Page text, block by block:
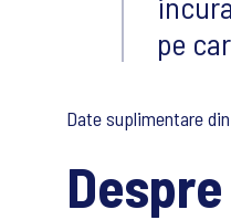
pe
Date suplimentare